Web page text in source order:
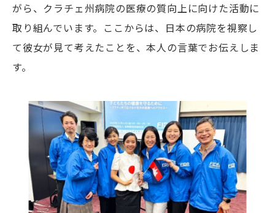
がら、クラチェ州病院の医療の質向上に向けた活動に
取り組んでいます。ここからは、日本の病院を視察し
て彼女が見て考えたことを、本人の言葉でお伝えしま
す。